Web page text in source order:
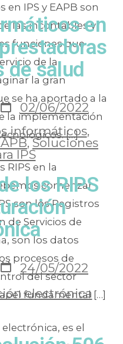
en
de salud
02/06/2022
informáticos,
,Soluciones
IPS
IPS y EAPB son
las incontables y
funciones que
de la
la gran
se ha aportado a la
la implementación
[…]
los RIPS
24/05/2022
electrónica
RIPS en la
comenzar
son los Registros
de Servicios de
son los datos
procesos de
del sector
fundamental […]
es el